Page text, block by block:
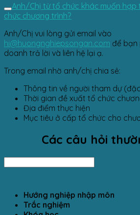
Anh/Chị từ tổ chức khác muốn hợp
chức chương trình?
Anh/Chị vui lòng gửi email vào
hi@huongnghiepsongan.com để bạn
doanh trả lời và liên hệ lại ạ.
Trong email nhờ anh/chị chia sẻ:
Thông tin về người tham dự
Thời gian đề xuất tổ chức
Địa điểm thực hiện
Mục tiêu ở cấp tổ chức cho
Các câu hỏi
Hướng nghiệp nhập môn
Trắc nghiệm